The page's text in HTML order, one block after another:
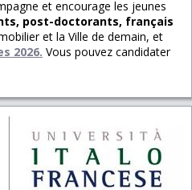
et encourage les jeunes
post-doctorants, français
et la Ville de demain, et
2026. Vous pouvez candidater